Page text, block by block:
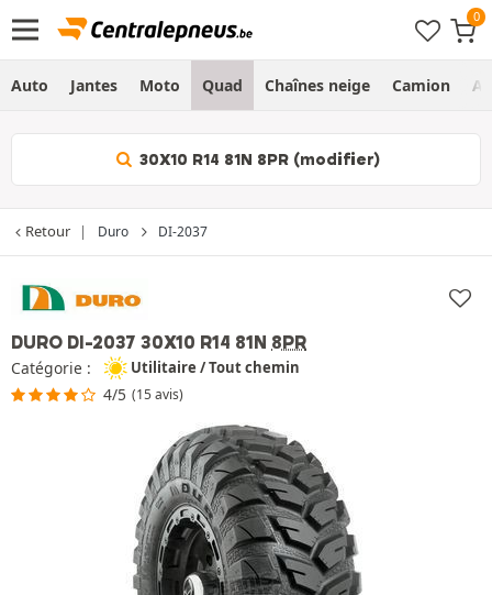
Auto Jantes Moto Quad Chaînes neige Camion
30X10 R14 81N 8PR (modifier)
Retour Duro DI-2037
DURO DI-2037 30X10 R14 81N 8PR
Catégorie : Utilitaire / Tout chemin
4/5 (15 avis)